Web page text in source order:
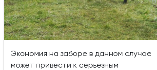
Экономия на заборе в данном случае
может привести к серьезным